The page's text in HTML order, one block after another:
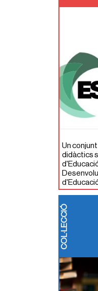
Un
didàctics
COL·LECCIÓ